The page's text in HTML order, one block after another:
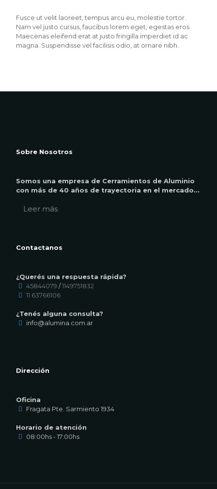
Fusce ut velit laoreet, tempus arcu eu, molestie tortor.
Nam vel justo cursus, faucibus lorem eget, egestas eros.
Maecenas eleifend erat at justo fringilla imperdiet id ac
magna. Suspendisse vel facilisis odio, at ornare nibh.
Sobre Nosotros
Somos una empresa de Cerramientos de Aluminio
con más de 40 años de trayectoria en el mercado...
Leer más
Contactanos
¿Querés una respuesta rápida?
45844079 /1149751832
11 63766106
¿Tenés alguna consulta?
info@alumina.com.ar
Dirección
Oficina
Fragata Pte. Sarmiento 1934
Horario de atención
08:00hs - 17:00hs